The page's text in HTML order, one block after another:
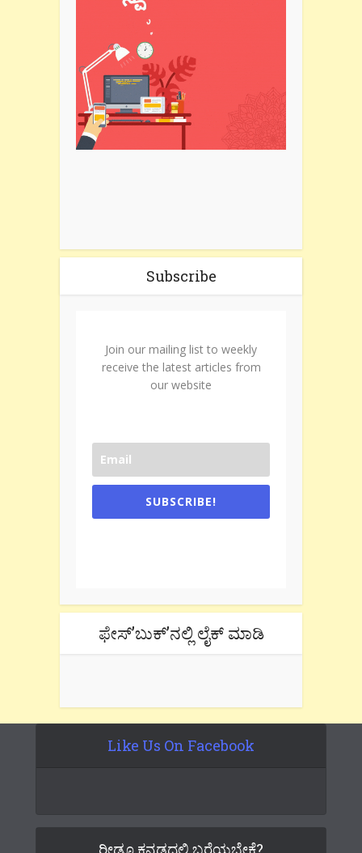
Subscribe
Join our mailing list to weekly
receive the latest articles from
our website
SUBSCRIBE!
ಫೇಸ್’ಬುಕ್’ನಲ್ಲಿ ಲೈಕ್ ಮಾಡಿ
Like Us On Facebook
ರೀಡೂ ಕನ್ನಡದಲ್ಲಿ ಬರೆಯಬೇಕೆ?